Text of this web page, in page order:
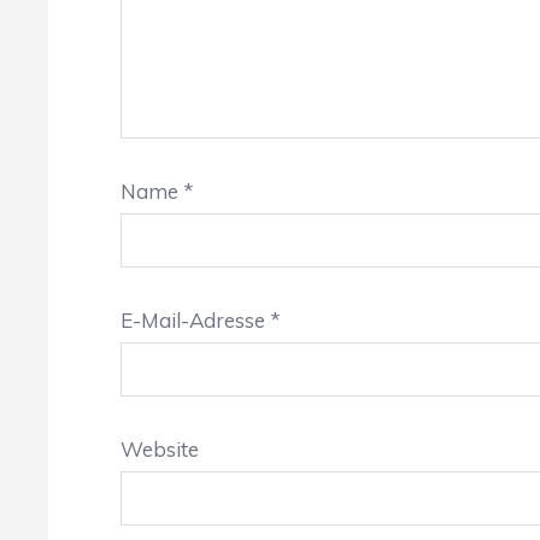
Name *
E-Mail-Adresse *
Website